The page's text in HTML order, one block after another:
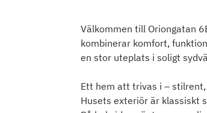
Välkommen till Oriongatan
kombinerar komfort,
en stor uteplats i soligt
Ett hem att trivas i –
Husets exteriör är klassiskt